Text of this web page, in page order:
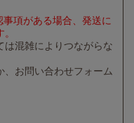
項がある場合、発送に
は混雑によりつながらな
、お問い合わせフォーム